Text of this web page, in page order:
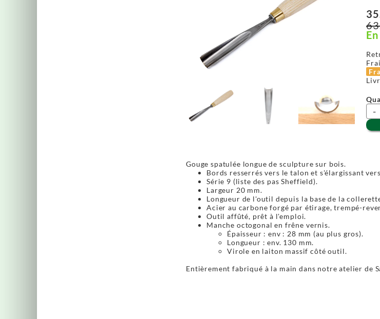
-
Gouge spatulée longue de sculpture sur bois.
Bords resserrés vers le talon et s'élargissant
Série 9 (liste des pas Sheffield).
Largeur 20 mm.
Longueur de l'outil depuis la base de la
Acier au carbone forgé par étirage, trempé-
Outil affûté, prêt à l'emploi.
Manche octogonal en frêne vernis.
Épaisseur : env : 28 mm (au plus gros).
Longueur : env. 130 mm.
Virole en laiton massif côté outil.
Entièrement fabriqué à la main dans notre atelier de